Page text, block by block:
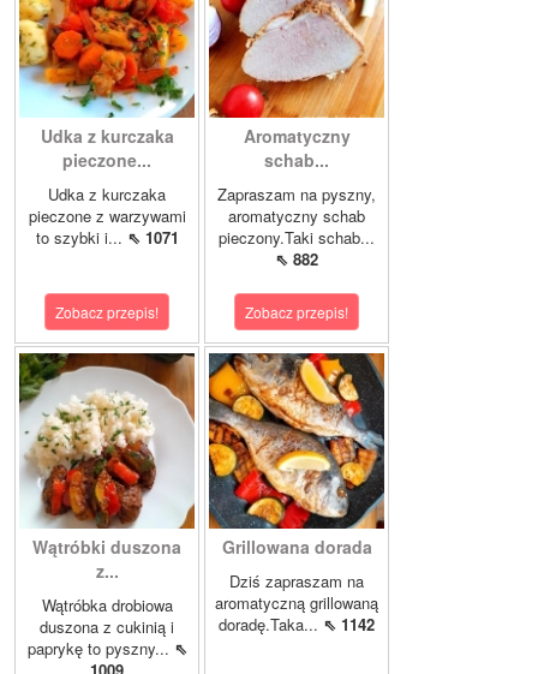
Udka z kurczaka
pieczone...
Udka z kurczaka
pieczone z warzywami
to szybki i... ⇖ 1071
Zobacz przepis!
Aromatyczny
schab...
Zapraszam na pyszny,
aromatyczny schab
pieczony.Taki schab...
⇖ 882
Zobacz przepis!
Wątróbki duszona
z...
Wątróbka drobiowa
duszona z cukinią i
paprykę to pyszny... ⇖
Grillowana dorada
Dziś zapraszam na
aromatyczną grillowaną
doradę.Taka... ⇖ 1142